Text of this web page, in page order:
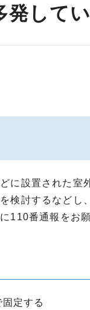
発して
に設置された室
検討するなどし
110番通報をお願
定する